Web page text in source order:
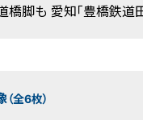
橋脚も 愛知「豊橋鉄道
（全6枚）